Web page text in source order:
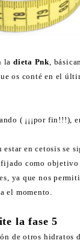
ladieta Pnk,
os conté en el
( ¡¡¡por fin!!!),
en cetosis se
fijado como
ya que nos
el momento.
la fase 5
de otros hidratos